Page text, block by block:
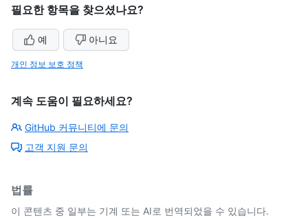
필요한 항목을 찾으셨나요?
예 아니요
개인 정보 보호 정책
계속 도움이 필요하세요?
GitHub 커뮤니티에 문의
고객 지원 문의
법률
이 콘텐츠 중 일부는 기계 또는 AI로 번역되었을 수 있습니다.